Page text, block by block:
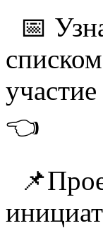
📅
👈